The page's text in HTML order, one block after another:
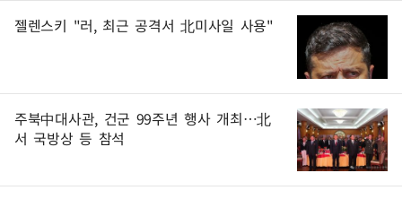
젤렌스키 "러, 최근 공격서 北미사일 사용"
주북中대사관, 건군 99주년 행사 개최…北
서 국방상 등 참석